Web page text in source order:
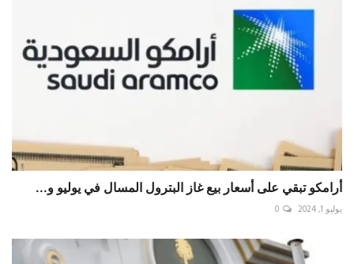
أرامكو تبقي على أسعار بيع غاز البترول المسال في يوليو و...
يوليو 1, 2024 0